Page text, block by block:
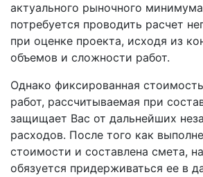
актуального рыночного
потребуется проводить расчет
при оценке проекта, исходя из
объемов и сложности работ.
Однако фиксированная
работ, рассчитываемая при
защищает Вас от дальнейших
расходов. После того как
стоимости и составлена смета,
обязуется придерживаться ее в